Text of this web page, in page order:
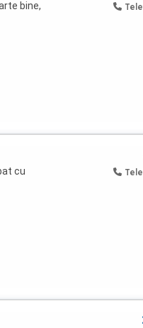
bine,
cu